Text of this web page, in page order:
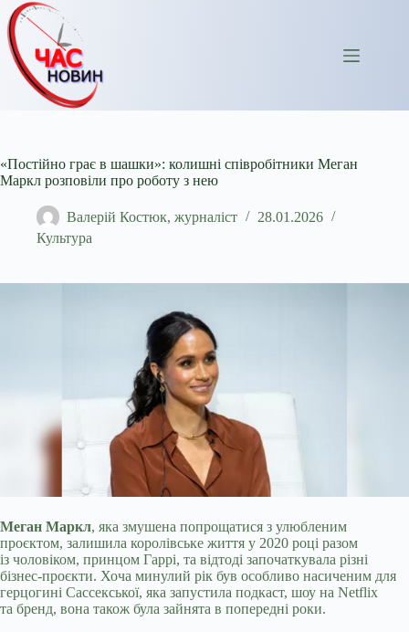
Перейти
до
вмісту
«Постійно грає в шашки»: колишні співробітники Меган
Маркл розповіли про роботу з нею
Валерій Костюк, журналіст
28.01.2026
Культура
Меган Маркл, яка змушена попрощатися з улюбленим
проєктом, залишила королівське життя у 2020 році разом
із чоловіком, принцом Гаррі, та відтоді започаткувала різні
бізнес-проєкти. Хоча минулий рік був особливо насиченим для
герцогині Сассекської, яка запустила подкаст, шоу на Netflix
та бренд, вона також була зайнята в попередні роки.